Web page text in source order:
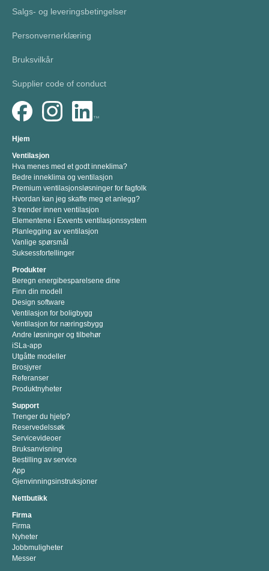
Salgs- og leveringsbetingelser
Personvernerklæring
Bruksvilkår
Supplier code of conduct
Hjem
Ventilasjon
Hva menes med et godt inneklima?
Bedre inneklima og ventilasjon
Premium ventilasjonsløsninger for fagfolk
Hvordan kan jeg skaffe meg et anlegg?
3 trender innen ventilasjon
Elementene i Exvents ventilasjonssystem
Planlegging av ventilasjon
Vanlige spørsmål
Suksessfortellinger
Produkter
Beregn energibesparelsene dine
Finn din modell
Design software
Ventilasjon for boligbygg
Ventilasjon for næringsbygg
Andre løsninger og tilbehør
iSLa-app
Utgåtte modeller
Brosjyrer
Referanser
Produktnyheter
Support
Trenger du hjelp?
Reservedelssøk
Servicevideoer
Bruksanvisning
Bestilling av service
App
Gjenvinningsinstruksjoner
Nettbutikk
Firma
Firma
Nyheter
Jobbmuligheter
Messer